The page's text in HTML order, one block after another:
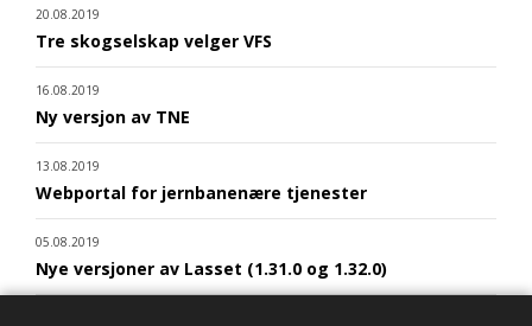
20.08.2019
Tre skogselskap velger VFS
16.08.2019
Ny versjon av TNE
13.08.2019
Webportal for jernbanenære tjenester
05.08.2019
Nye versjoner av Lasset (1.31.0 og 1.32.0)